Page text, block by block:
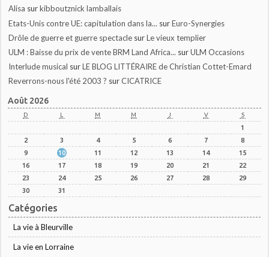
Alisa surkibboutznick lamballais
Etats-Unis contre UE: capitulation dans la... surEuro-Synergies
Drôle de guerre et guerre spectacle surLe vieux templier
ULM : Baisse du prix de vente BRM Land Africa... surULM Occasions
Interlude musical surLE BLOG LITTÉRAIRE de Christian Cottet-Emard
Reverrons-nous l'été 2003 ? surCICATRICE
Août 2026
D L M M J V S
1
2
3 4 5 6 7
8
9
10 11 12 13 14
15
16
17 18 19 20 21
22
23
24 25 26 27 28
29
30
31
Catégories
La vie à Bleurville
La vie en Lorraine